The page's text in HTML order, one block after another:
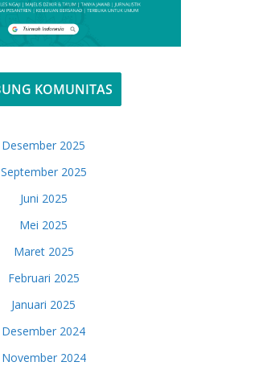
KOMUNITAS
Desember 2025
September 2025
Juni 2025
Mei 2025
Maret 2025
Februari 2025
Januari 2025
Desember 2024
November 2024